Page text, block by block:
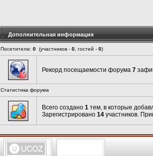
Дополнительная информация
Посетители: 0 (участников - 0 , гостей - 0)
Рекорд посещаемости форума 7
Статистика форума
Всего создано 1 тем, в которые
Зарегистрировано 14 участников.